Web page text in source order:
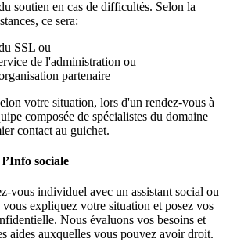
soutien en cas de difficultés. Selon la
ce sera:
SSL ou
de l'administration ou
partenaire
votre situation, lors d'un rendez-vous à
composée de spécialistes du domaine
contact au guichet.
sociale
vous individuel avec un assistant social ou
vous expliquez votre situation et posez vos
Nous évaluons vos besoins et
aides auxquelles vous pouvez avoir droit.